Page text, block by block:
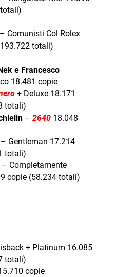
Comunisti Col Rolex
totali)
e Francesco
18.481 copie
+ Deluxe 18.171
totali)
– 2640 18.048
Gentleman 17.214
totali)
Completamente
copie (58.234 totali)
+ Platinum 16.085
totali)
copie